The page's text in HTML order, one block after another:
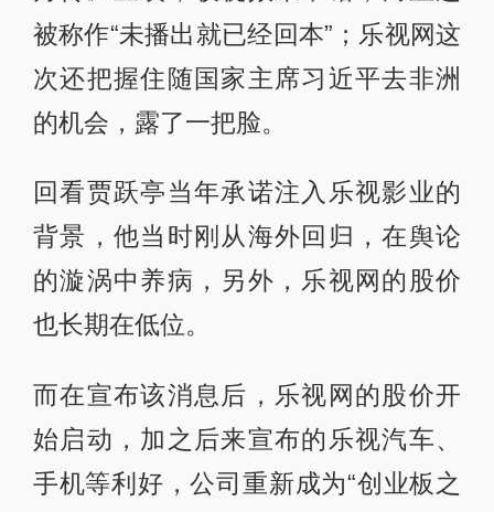
被称作“未播出就已经回本”；乐视网这
次还把握住随国家主席习近平去非洲
的机会，露了一把脸。
回看贾跃亭当年承诺注入乐视影业的
背景，他当时刚从海外回归，在舆论
的漩涡中养病，另外，乐视网的股价
也长期在低位。
而在宣布该消息后，乐视网的股价开
始启动，加之后来宣布的乐视汽车、
手机等利好，公司重新成为“创业板之